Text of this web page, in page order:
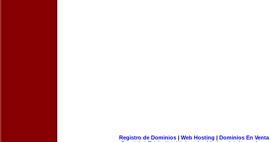
Registro de Dominios| Web Hosting | Dominios En Venta